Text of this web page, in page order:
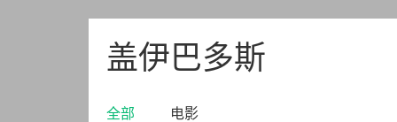
盖伊巴多斯
全部 电影